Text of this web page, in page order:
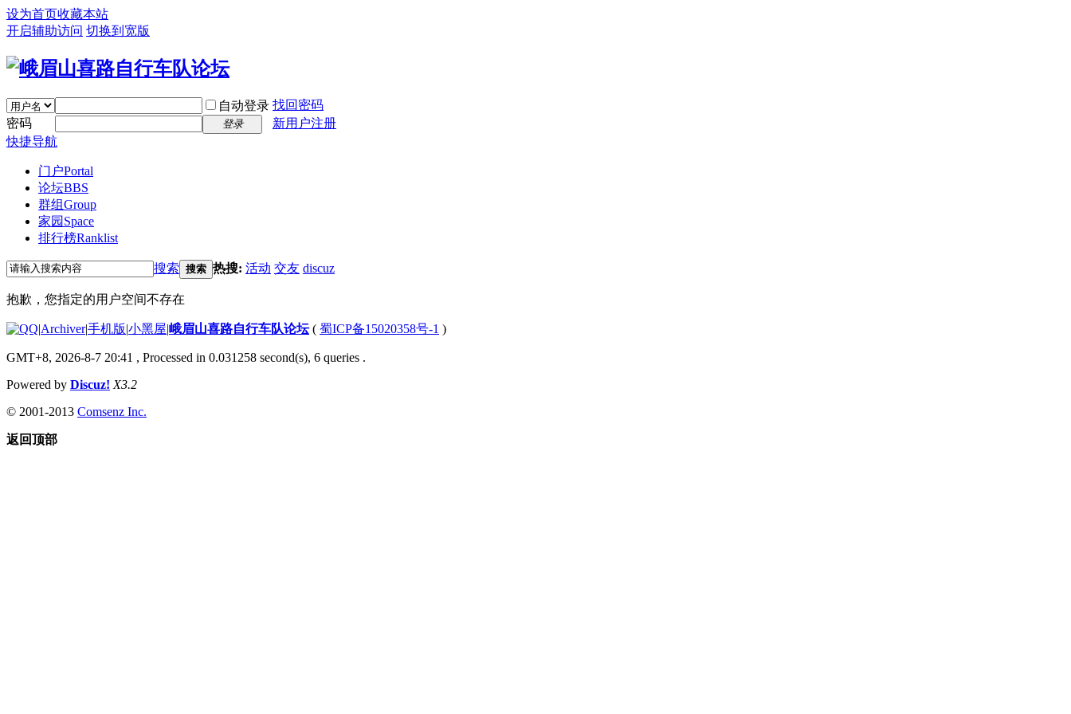
设为首页收藏本站
开启辅助访问 切换到宽版
自动登录 找回密码
密码
登录
新用户注册
快捷导航
门户Portal
论坛BBS
群组Group
家园 Space
排行榜Ranklist
搜索 搜索 热搜: 活动 交友 discuz
抱歉，您指定的用户空间不存在
|Archiver|手机版|小黑屋|峨眉山喜路自行车队论坛( 蜀ICP备15020358号-1 )
GMT+8, 2026-8-7 20:41 , Processed in 0.031258 second(s), 6 queries .
Powered by Discuz! X3.2
© 2001-2013 Comsenz Inc.
返回顶部